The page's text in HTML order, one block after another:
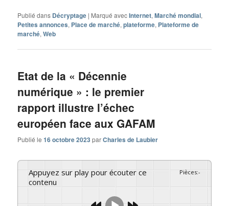
Publié dans Décryptage | Marqué avecInternet,Marché mondial,
Petites annonces, Place de marché,plateforme, Plateforme de
marché,Web
Etat de la « Décennie
numérique » : le premier
rapport illustre l’échec
européen face aux GAFAM
Publié le16 octobre 2023 parCharles de Laubier
Appuyez sur play pour écouter ce
contenu
Pièces:-